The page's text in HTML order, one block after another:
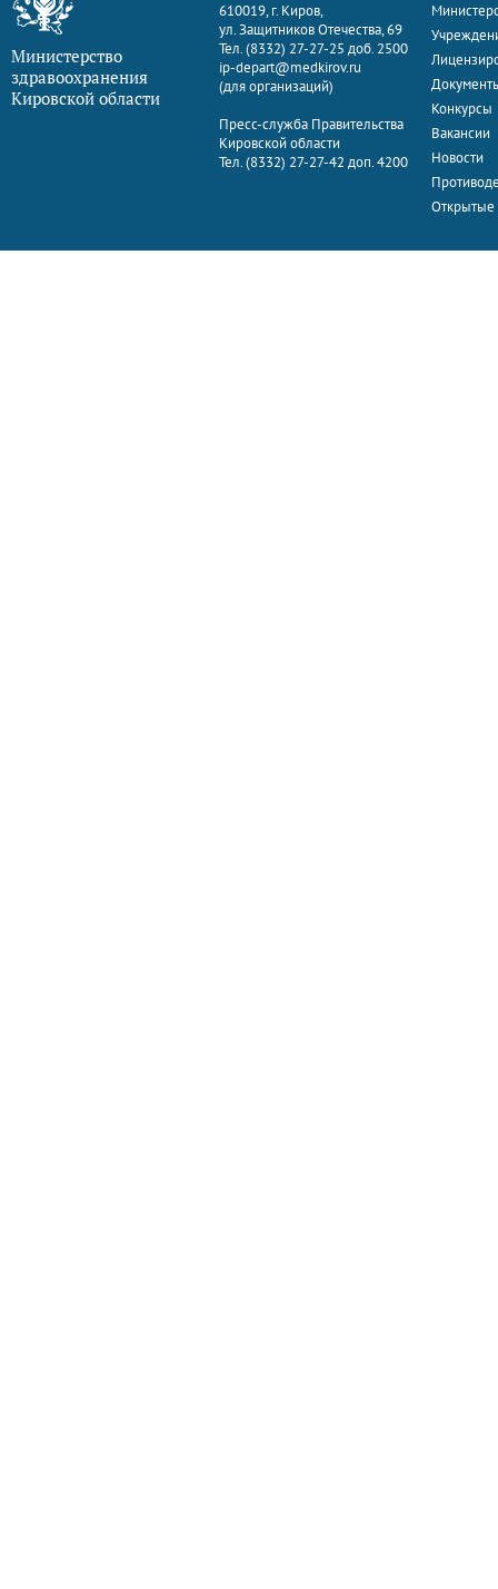
Министерство
здравоохранения
Кировской области
610019, г. Киров,
ул. Защитников Отечества, 69
Тел. (8332) 27-27-25 доб. 2500
ip-depart@medkirov.ru
(для организаций)
Пресс-служба Правительства
Кировской области
Тел. (8332) 27-27-42 доп. 4200
Конкурсы
Вакансии
Новости